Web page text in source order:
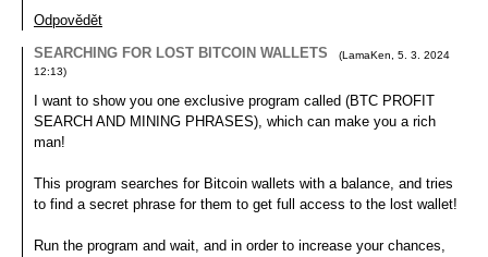
Odpovědět
SEARCHING FOR LOST BITCOIN WALLETS
(LamaKen
5. 3. 2024
12:13)
I want to show you one exclusive program called (BTC PROFIT
SEARCH AND MINING PHRASES), which can make you a rich
man!
This program searches for Bitcoin wallets with a balance, and tries
to find a secret phrase for them to get full access to the lost wallet!
Run the program and wait, and in order to increase your chances,